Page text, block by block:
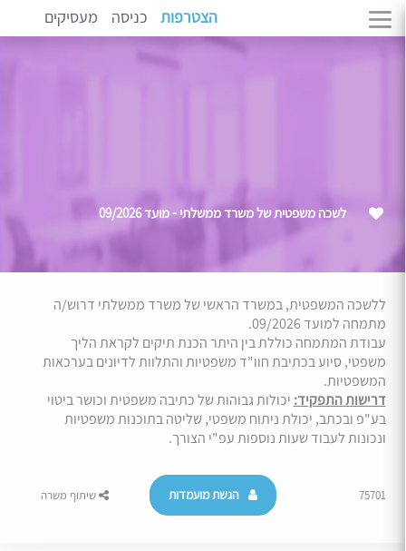
הצטרפות כניסה מעסיקים
לשכה משפטית של משרד ממשלתי - מועד 09/2026
ללשכה המשפטית, במשרד הראשי של משרד ממשלתי דרוש/ה
מתמחה למועד 09/2026.
עבודת המתמחה כוללת בין היתר הכנת תיקים לקראת הליך
משפטי, סיוע בכתיבת חוו"ד משפטיות והתלוות לדיונים בערכאות
המשפטיות.
דרישות התפקיד: יכולות גבוהות של כתיבה משפטית וכושר ביטוי
בע"פ ובכתב, יכולת ניתוח משפטי, שליטה בתוכנות משפטיות
ונכונות לעבוד שעות נוספות עפ"י הצורך.
75701 הגשת מועמדות שיתוף משרה